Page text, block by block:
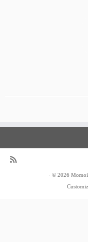
· © 2026